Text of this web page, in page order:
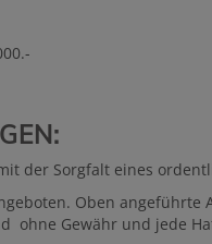
der Sorgfalt eines
Oben angeführte
ohne Gewähr und jede